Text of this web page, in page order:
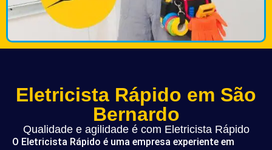
Eletricista Rápido em São
Bernardo
Qualidade e agilidade é com Eletricista Rápido
O Eletricista Rápido é uma empresa experiente em